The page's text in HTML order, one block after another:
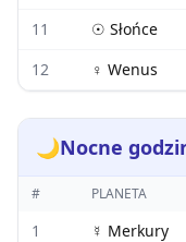
11
☉ Słońce
12
♀ Wenus
🌙Nocne
# PLANETA
1 ☿ Merkury